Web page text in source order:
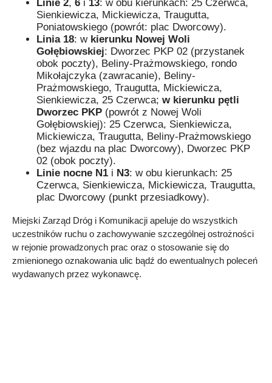
Linie 2, 6 i 13: w obu kierunkach: 25 Czerwca,
Sienkiewicza, Mickiewicza, Traugutta,
Poniatowskiego (powrót: plac Dworcowy).
Linia 18: wkierunku Nowej Woli
Gołębiowskiej: Dworzec PKP 02 (przystanek
obok poczty), Beliny-Prażmowskiego, rondo
Mikołajczyka (zawracanie), Beliny-
Prażmowskiego, Traugutta, Mickiewicza,
Sienkiewicza, 25 Czerwca; w kierunku pętli
Dworzec PKP (powrót z Nowej Woli
Gołębiowskiej): 25 Czerwca, Sienkiewicza,
Mickiewicza, Traugutta, Beliny-Prażmowskiego
(bez wjazdu na plac Dworcowy), Dworzec PKP
02 (obok poczty).
Linie nocne N1 i N3: w obu kierunkach: 25
Czerwca, Sienkiewicza, Mickiewicza, Traugutta,
plac Dworcowy (punkt przesiadkowy).
Miejski Zarząd Dróg i Komunikacji apeluje do wszystkich
uczestników ruchu o zachowywanie szczególnej ostrożności
w rejonie prowadzonych prac oraz o stosowanie się do
zmienionego oznakowania ulic bądź do ewentualnych poleceń
wydawanych przez wykonawcę.